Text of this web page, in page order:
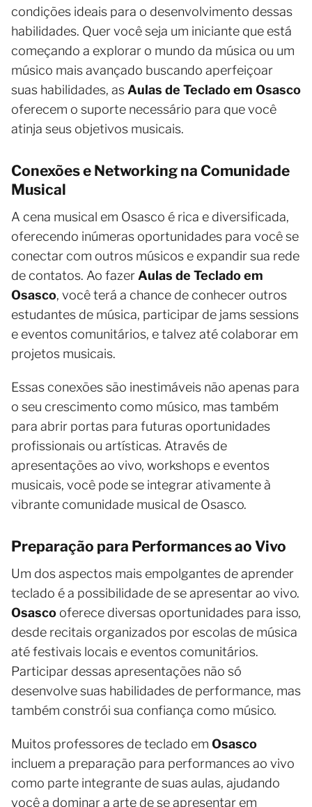
condições ideais para o desenvolvimento dessas
habilidades. Quer você seja um iniciante que está
começando a explorar o mundo da música ou um
músico mais avançado buscando aperfeiçoar
suas habilidades, as Aulas de Teclado em Osasco
oferecem o suporte necessário para que você
atinja seus objetivos musicais.
Conexões e Networking na Comunidade
Musical
A cena musical em Osasco é rica e diversificada,
oferecendo inúmeras oportunidades para você se
conectar com outros músicos e expandir sua rede
de contatos. Ao fazer Aulas de Teclado em
Osasco, você terá a chance de conhecer outros
estudantes de música, participar de jams sessions
e eventos comunitários, e talvez até colaborar em
projetos musicais.
Essas conexões são inestimáveis não apenas para
o seu crescimento como músico, mas também
para abrir portas para futuras oportunidades
profissionais ou artísticas. Através de
apresentações ao vivo, workshops e eventos
musicais, você pode se integrar ativamente à
vibrante comunidade musical de Osasco.
Preparação para Performances ao Vivo
Um dos aspectos mais empolgantes de aprender
teclado é a possibilidade de se apresentar ao vivo.
Osasco oferece diversas oportunidades para isso,
desde recitais organizados por escolas de música
até festivais locais e eventos comunitários.
Participar dessas apresentações não só
desenvolve suas habilidades de performance, mas
também constrói sua confiança como músico.
Muitos professores de teclado em Osasco
incluem a preparação para performances ao vivo
como parte integrante de suas aulas, ajudando
você a dominar a arte de se apresentar em